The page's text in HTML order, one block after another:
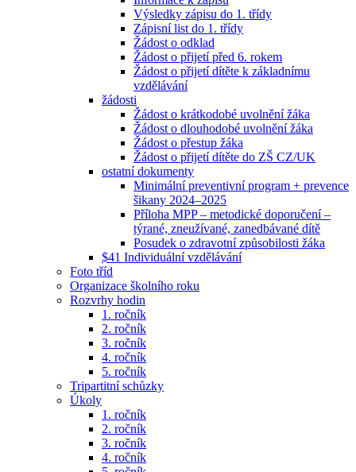
Výsledky zápisu do 1. třídy
Zápisní list do 1. třídy
Žádost o odklad
Žádost o přijetí před 6. rokem
Žádost o přijetí dítěte k základnímu
vzdělávání
žádosti
Žádost o krátkodobé uvolnění žáka
Žádost o dlouhodobé uvolnění žáka
Žádost o přestup žáka
Žádost o přijetí dítěte do ZŠ CZ/UK
ostatní dokumenty
Minimální preventivní program + prevence
šikany 2024–2025
Příloha MPP – metodické doporučení –
týrané, zneužívané, zanedbávané dítě
Posudek o zdravotní způsobilosti žáka
$41 Individuální vzdělávání
Foto tříd
Organizace školního roku
Rozvrhy hodin
1. ročník
2. ročník
3. ročník
4. ročník
5. ročník
Tripartitní schůzky
Úkoly
1. ročník
2. ročník
3. ročník
4. ročník